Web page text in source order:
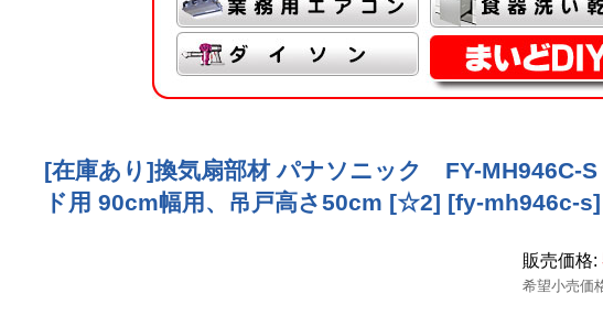
[在庫あり]換気扇部材 パナソニック FY-MH946C-
ド用 90cm幅用、吊戸高さ50cm [☆2] [fy-mh946c-s]
販売価格:
希望小売価